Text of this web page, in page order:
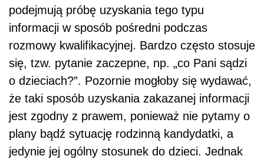
podejmują próbę uzyskania tego typu
informacji w sposób pośredni podczas
rozmowy kwalifikacyjnej. Bardzo często stosuje
się, tzw. pytanie zaczepne, np. „co Pani sądzi
o dzieciach?”. Pozornie mogłoby się wydawać,
że taki sposób uzyskania zakazanej informacji
jest zgodny z prawem, ponieważ nie pytamy o
plany bądź sytuację rodzinną kandydatki, a
jedynie jej ogólny stosunek do dzieci. Jednak